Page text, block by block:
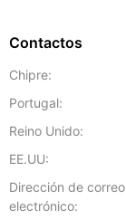
Contactos
Chipre:
Portugal:
Reino Unido:
EE.UU:
Dirección de correo
electrónico: